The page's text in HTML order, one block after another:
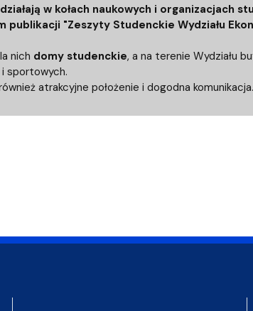
w kołach naukowych i organizacjach
publikacji "Zeszyty Studenckie Wydziału
nich domy studenckie, a na terenie Wydziału
i sportowych.
atrakcyjne położenie i dogodna komunikacja.